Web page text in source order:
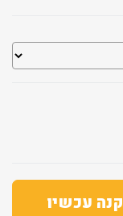
קנה עכשיו